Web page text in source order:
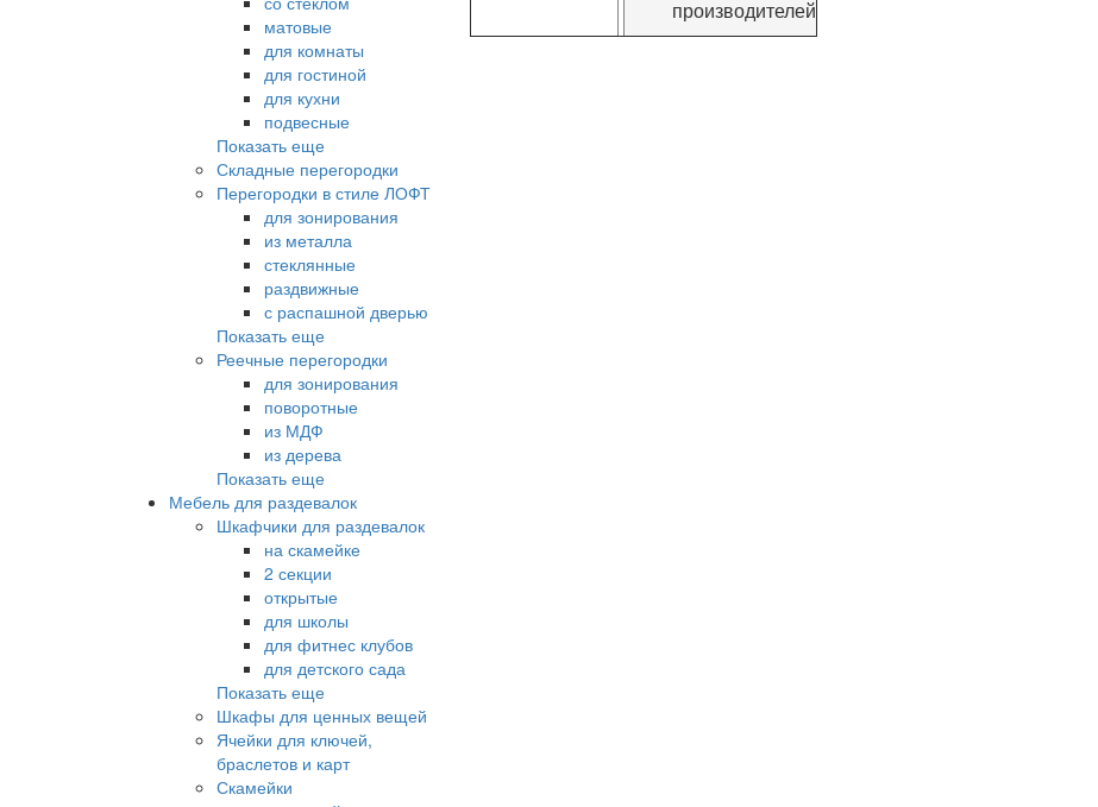
матовые
для комнаты
для гостиной
для кухни
подвесные
Показать еще
Складные перегородки
Перегородки в стиле ЛОФТ
для зонирования
из металла
стеклянные
раздвижные
с распашной дверью
Показать еще
Реечные перегородки
для зонирования
поворотные
из МДФ
из дерева
Показать еще
Мебель для раздевалок
Шкафчики для раздевалок
на скамейке
2 секции
открытые
для школы
для фитнес клубов
для детского сада
Показать еще
Шкафы для ценных вещей
Ячейки для ключей,
браслетов и карт
Скамейки
производителей